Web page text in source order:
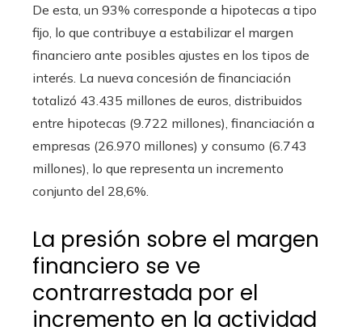
De esta, un 93% corresponde a hipotecas a tipo
fijo, lo que contribuye a estabilizar el margen
financiero ante posibles ajustes en los tipos de
interés. La nueva concesión de financiación
totalizó 43.435 millones de euros, distribuidos
entre hipotecas (9.722 millones), financiación a
empresas (26.970 millones) y consumo (6.743
millones), lo que representa un incremento
conjunto del 28,6%.
La presión sobre el margen
financiero se ve
contrarrestada por el
incremento en la actividad